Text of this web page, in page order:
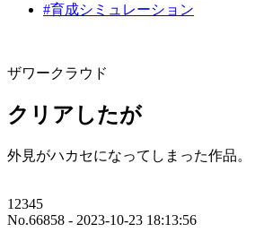
#育成シミュレーション
ザワークラウド
クリアしたが
外見がハカセになってしまった作品。
12345
No.66858 - 2023-10-23 18:13:56